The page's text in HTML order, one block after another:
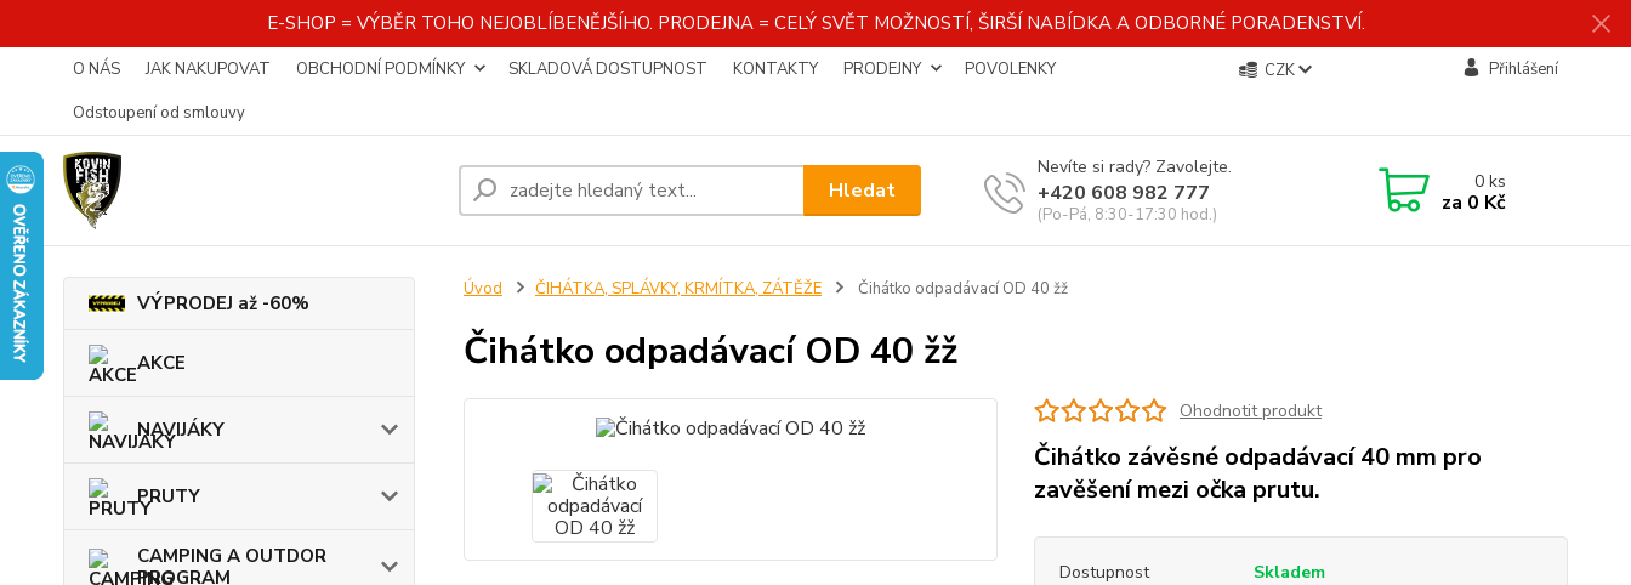
E-SHOP = VÝBĚR TOHO NEJOBLÍBENĚJŠÍHO. PRODEJNA = CELÝ SVĚT MOŽNOSTÍ, ŠIRŠÍ NABÍDKA A ODBORNÉ PORADENSTVÍ.
O NÁS JAK NAKUPOVAT OBCHODNÍ PODMÍNKY SKLADOVÁ DOSTUPNOST KONTAKTY PRODEJNY
POVOLENKY
Odstoupení od smlouvy
CZK Přihlášení
Hledat
Nevíte si rady? Zavolejte.
+420 608 982 777
(Po-Pá, 8:30-17:30 hod.)
0ks
za 0 Kč
VÝPRODEJ až -60%
AKCE
NAVIJÁKY
PRUTY
CAMPING A OUTDOR
PROGRAM
Úvod ČIHÁTKA, SPLÁVKY, KRMÍTKA, ZÁTĚŽE Čihátko odpadávací OD 40 žž
Čihátko odpadávací OD 40 žž
Ohodnotit produkt
Čihátko závěsné odpadávací 40 mm pro
zavěšení mezi očka prutu.
Dostupnost Skladem